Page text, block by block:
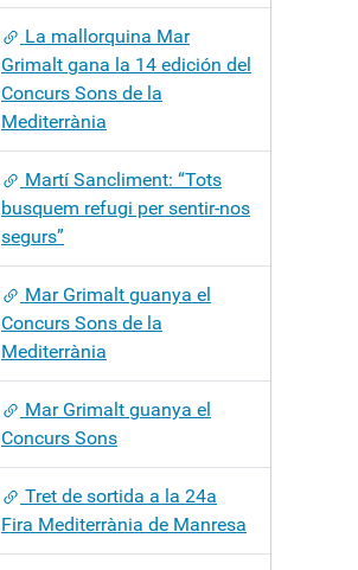
La mallorquina Mar
Grimalt gana la 14 edición del
Concurs Sons de la
Mediterrània
Martí Sancliment: “Tots
busquem refugi per sentir-nos
segurs”
Mar Grimalt guanya el
Concurs Sons de la
Mediterrània
Mar Grimalt guanya el
Concurs Sons
Tret de sortida a la 24a
Fira Mediterrània de Manresa